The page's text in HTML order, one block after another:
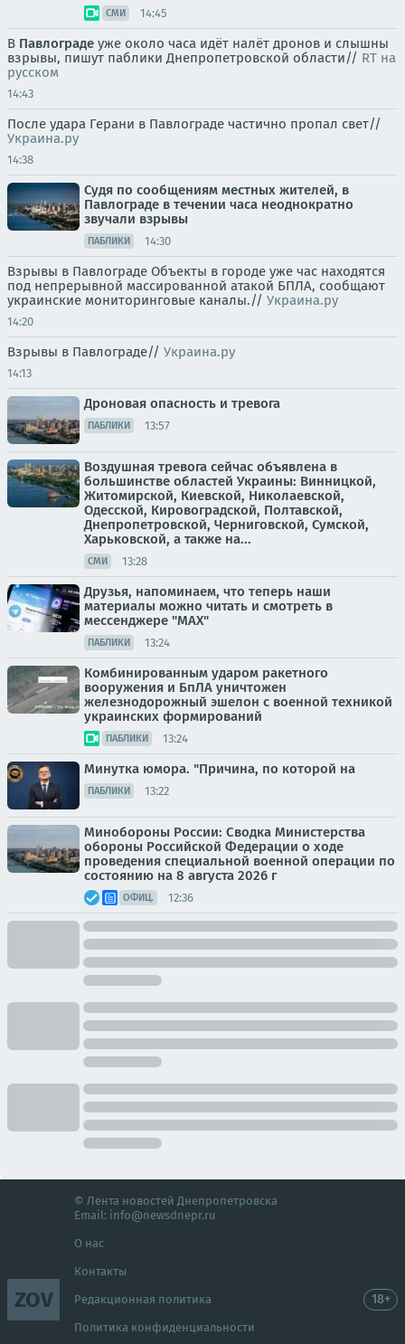
СМИ 14:45
В Павлограде уже около часа идёт налёт дронов и слышны
взрывы, пишут паблики Днепропетровской области// RT на
русском
14:43
После удара Герани в Павлограде частично пропал свет//
Украина.ру
14:38
Судя по сообщениям местных жителей, в
Павлограде в течении часа неоднократно
звучали взрывы
ПАБЛИКИ 14:30
Взрывы в Павлограде Объекты в городе уже час находятся
под непрерывной массированной атакой БПЛА, сообщают
украинские мониторинговые каналы.// Украина.ру
14:20
Взрывы в Павлограде// Украина.ру
14:13
Дроновая опасность и тревога
ПАБЛИКИ 13:57
Воздушная тревога сейчас объявлена в
большинстве областей Украины: Винницкой,
Житомирской, Киевской, Николаевской,
Одесской, Кировоградской, Полтавской,
Днепропетровской, Черниговской, Сумской,
Харьковской, а также на...
СМИ 13:28
Друзья, напоминаем, что теперь наши
материалы можно читать и смотреть в
мессенджере "МАХ"
ПАБЛИКИ 13:24
Комбинированным ударом ракетного
вооружения и БпЛА уничтожен
железнодорожный эшелон с военной техникой
украинских формирований
ПАБЛИКИ 13:24
Минутка юмора. "Причина, по которой на
ПАБЛИКИ 13:22
Минобороны России: Сводка Министерства
обороны Российской Федерации о ходе
проведения специальной военной операции по
состоянию на 8 августа 2026 г
ОФИЦ. 12:36
ZOV
© Лента новостей Днепропетровска
Email: info@newsdnepr.ru
О нас
Контакты
Редакционная политика
Политика конфиденциальности
18+